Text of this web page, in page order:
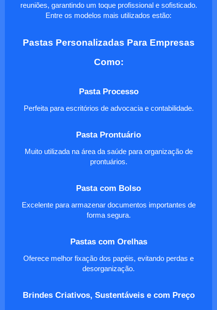
reuniões, garantindo um toque profissional e sofisticado.
Entre os modelos mais utilizados estão:
Pastas Personalizadas Para Empresas
Como:
Pasta Processo
Perfeita para escritórios de advocacia e contabilidade.
Pasta Prontuário
Muito utilizada na área da saúde para organização de
prontuários.
Pasta com Bolso
Excelente para armazenar documentos importantes de
forma segura.
Pastas com Orelhas
Oferece melhor fixação dos papéis, evitando perdas e
desorganização.
Brindes Criativos, Sustentáveis e com Preço